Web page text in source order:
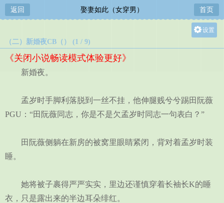
返回 娶妻如此（女穿男） 首页
设置
（二）新婚夜CB（） (1 / 9)
《关闭小说畅读模式体验更好》
新婚夜。
孟岁时手脚利落脱到一丝不挂，他伸腿贱兮兮踢田阮薇
PGU：“田阮薇同志，你是不是欠孟岁时同志一句表白？”
田阮薇侧躺在新房的被窝里眼睛紧闭，背对着孟岁时装
睡。
她将被子裹得严严实实，里边还谨慎穿着长袖长K的睡
衣，只是露出来的半边耳朵绯红。